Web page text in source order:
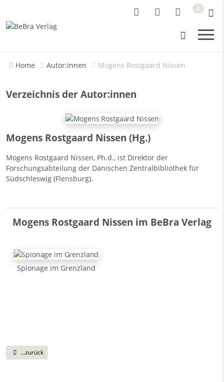
0
Home Autor:innen Mogens Rostgaard Nissen
Verzeichnis der Autor:innen
Mogens Rostgaard Nissen (Hg.)
Mogens Rostgaard Nissen, Ph.d., ist Direktor der
Forschungsabteilung der Dänischen Zentralbibliothek für
Südschleswig (Flensburg).
Mogens Rostgaard Nissen im BeBra Verlag
Spionage im Grenzland
...zurück